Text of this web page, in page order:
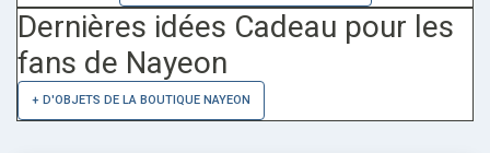
Dernières idées Cadeau pour les
fans de Nayeon
+ D'OBJETS DE LA BOUTIQUE NAYEON